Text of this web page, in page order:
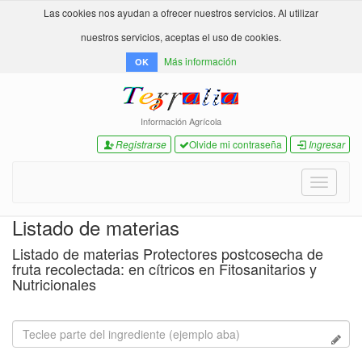
Las cookies nos ayudan a ofrecer nuestros servicios. Al utilizar
nuestros servicios, aceptas el uso de cookies.
OK Más información
Información Agrícola
Registrarse Olvide mi contraseña Ingresar
Toggle
Listado de materias
Listado de materias Protectores postcosecha de
fruta recolectada: en cítricos en Fitosanitarios y
Nutricionales